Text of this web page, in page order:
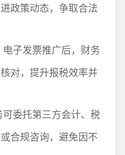
政策动态，争取合法
电子发票推广后，财务
对，提升报税效率并
可委托第三方会计、税
合规咨询，避免因不